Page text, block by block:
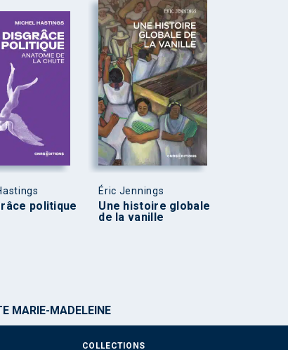
politique
Éric Jennings
Une histoire globale
de la vanille
MARIE-MADELEINE
COLLECTIONS